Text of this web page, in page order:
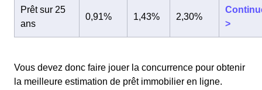
Prêt sur 25
ans
0,91% 1,43% 2,30%
>
Vous devez donc faire jouer la concurrence pour obtenir
la meilleure estimation de prêt immobilier en ligne.